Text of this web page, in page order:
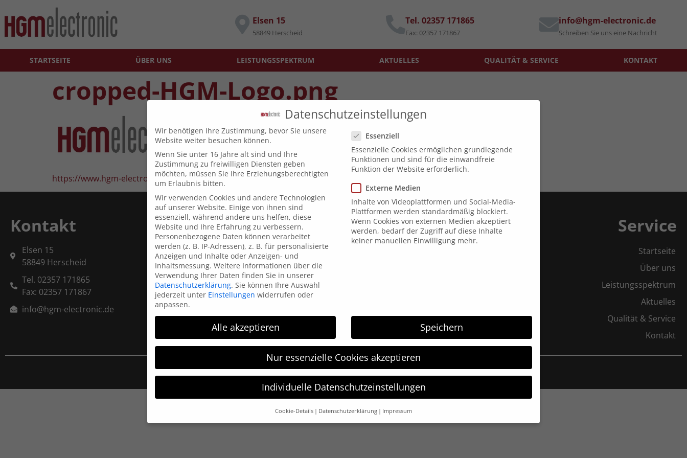
Elsen 15
58849 Herscheid
Tel. 02357 171865
Fax: 02357 171867
info@hgm-electronic.de
Schreiben Sie uns eine Nachricht
STARTSEITE ÜBER UNS LEISTUNGSSPEKTRUM AKTUELLES QUALITÄT & SERVICE KONTAKT
cropped-HGM-Logo.png
https://www.hgm-electronic.de/wp-content/uploads/cropped-HGM-Logo.png
Kontakt
Elsen 15
58849 Herscheid
Tel. 02357 171865
Fax: 02357 171867
info@hgm-electronic.de
HGM Electronic
HGM electronic wurde 1996 gegründet und arbeitet im
Bereich der Kennzeichnungstechnik. HGM electronic ist
Ihr kompetenter Partner in allen Bereichen der
Kennzeichnungstechnik: vom Etikettendrucker,
Etikettierer bis hin zur Thermotransfer-Direkt-Druck-
Service
Startseite
Über uns
Leistungsspektrum
Aktuelles
Qualität & Service
Kontakt
Impressum Datenschutzerklärung
Datenschutzeinstellungen
Wir benötigen Ihre Zustimmung, bevor Sie unsere
Website weiter besuchen können.
Wenn Sie unter 16 Jahre alt sind und Ihre
Zustimmung zu freiwilligen Diensten geben
möchten, müssen Sie Ihre Erziehungsberechtigten
um Erlaubnis bitten.
Wir verwenden Cookies und andere Technologien
auf unserer Website. Einige von ihnen sind
essenziell, während andere uns helfen, diese
Website und Ihre Erfahrung zu verbessern.
Personenbezogene Daten können verarbeitet
werden (z. B. IP-Adressen), z. B. für personalisierte
Anzeigen und Inhalte oder Anzeigen- und
Inhaltsmessung. Weitere Informationen über die
Verwendung Ihrer Daten finden Sie in unserer
Datenschutzerklärung. Sie können Ihre Auswahl
jederzeit unter Einstellungen widerrufen oder
anpassen.
Datenschutzeinstellungen
Essenziell
Essenzielle Cookies ermöglichen grundlegende
Funktionen und sind für die einwandfreie
Funktion der Website erforderlich.
Externe Medien
Inhalte von Videoplattformen und Social-Media-
Plattformen werden standardmäßig blockiert.
Wenn Cookies von externen Medien akzeptiert
werden, bedarf der Zugriff auf diese Inhalte
keiner manuellen Einwilligung mehr.
Alle akzeptieren Speichern
Nur essenzielle Cookies akzeptieren
Individuelle Datenschutzeinstellungen
Cookie-Details Datenschutzerklärung Impressum
Datenschutzeinstellungen